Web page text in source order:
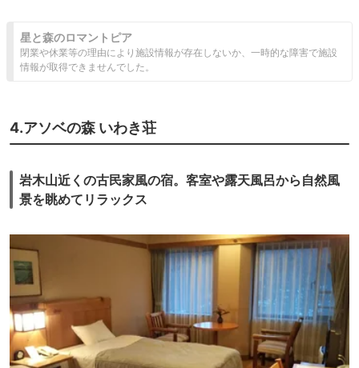
星と森のロマントピア
閉業や休業等の理由により施設情報が存在しないか、一時的な障害で施設
情報が取得できませんでした。
4.アソベの森 いわき荘
岩木山近くの古民家風の宿。客室や露天風呂から自然風
景を眺めてリラックス